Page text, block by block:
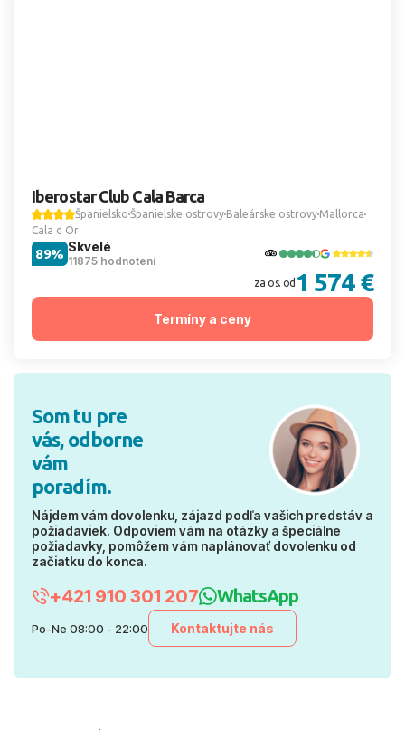
Iberostar Club Cala Barca
Španielsko Španielske ostrovy Baleárske ostrovy Mallorca
Cala d Or
Skvelé
11875 hodnotení
89%
za os. od 1 574 €
Termíny a ceny
Som tu pre
vás, odborne
vám
poradím.
Nájdem vám dovolenku, zájazd podľa vašich predstáv a
požiadaviek. Odpoviem vám na otázky a špeciálne
požiadavky, pomôžem vám naplánovať dovolenku od
začiatku do konca.
+421 910 301 207 WhatsApp
Po-Ne 08:00 - 22:00 Kontaktujte nás